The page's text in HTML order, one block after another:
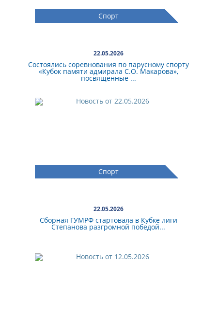
Спорт
22.05.2026
Состоялись соревнования по парусному спорту
«Кубок памяти адмирала С.О. Макарова»,
посвященные ...
Спорт
22.05.2026
Сборная ГУМРФ стартовала в Кубке лиги
Степанова разгромной победой...